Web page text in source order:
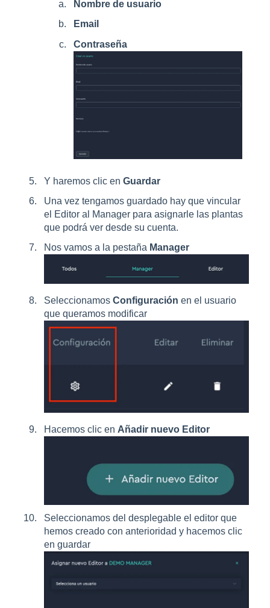
Nombre de usuario
Email
Contraseña
Y haremos clic en Guardar
Una vez tengamos guardado hay que vincular
el Editor al Manager para asignarle las plantas
que podrá ver desde su cuenta.
Nos vamos a la pestaña Manager
Seleccionamos Configuración en el usuario
que queramos modificar
Hacemos clic en Añadir nuevo Editor
Seleccionamos del desplegable el editor que
hemos creado con anterioridad y hacemos clic
en guardar